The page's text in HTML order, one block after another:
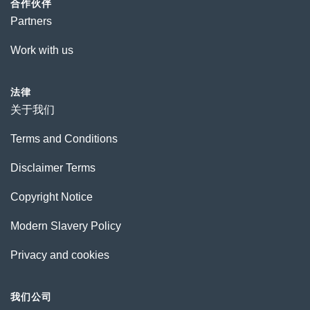
合作伙伴
Partners
Work with us
法律
关于我们
Terms and Conditions
Disclaimer Terms
Copyright Notice
Modern Slavery Policy
Privacy and cookies
我们公司